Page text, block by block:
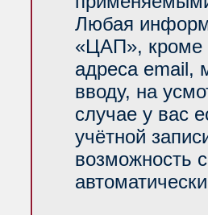
Любая
«ЦАП», кроме
адреса email,
вводу, на
случае у вас
учётной
возможность